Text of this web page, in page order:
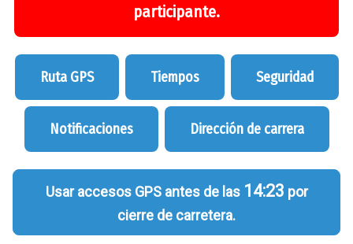
participante.
Ruta GPS Tiempos Seguridad
Notificaciones Dirección de carrera
Usar accesos GPS antes de las 14:23 por
cierre de carretera.